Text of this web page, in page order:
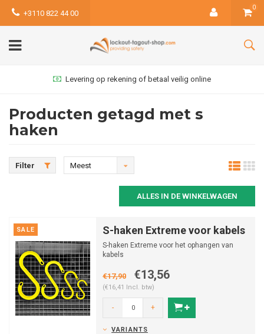
+3110 822 44 00
0
Levering op rekening of betaal veilig online
Producten getagd met s
haken
Filter
Meest
ALLES IN DE WINKELWAGEN
SALE S-haken Extreme voor kabels
S-haken Extreme voor het ophangen van
kabels
€17,90 €13,56
(€16,41 Incl. btw)
- +
VARIANTS